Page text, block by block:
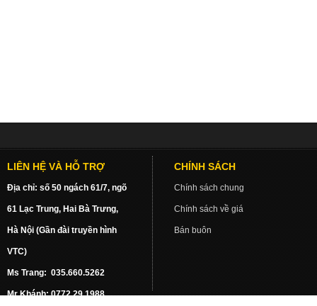
LIÊN HỆ VÀ HỖ TRỢ
Địa chỉ: số 50 ngách 61/7, ngõ
61 Lạc Trung, Hai Bà Trưng,
Hà Nội (Gần đài truyền hình
VTC)
Ms Trang: 035.660.5262
Mr Khánh: 0772.29.1988
CHÍNH SÁCH
Chính sách chung
Chính sách về giá
Bán buôn